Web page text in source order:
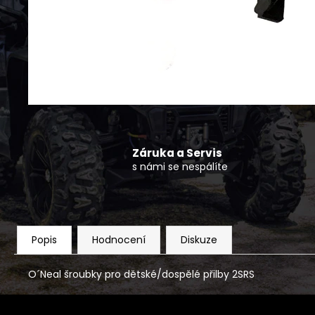
Záruka a Servis
s námi se nespálíte
Popis Hodnocení Diskuze
O´Neal šroubky pro dětské/dospělé přilby 2SRS